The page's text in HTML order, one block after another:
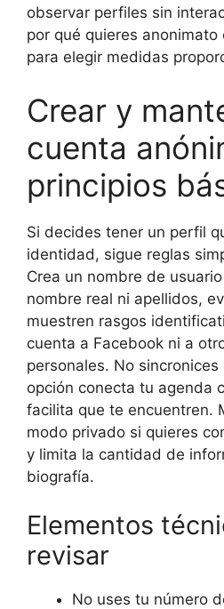
observar perfiles sin
por qué quieres anonimato
para elegir medidas
Crear y
cuenta
principios
Si decides tener un perfil
identidad, sigue reglas
Crea un nombre de
nombre real ni apellidos,
muestren rasgos
cuenta a Facebook ni a
personales. No
opción conecta tu agenda
facilita que te encuentren.
modo privado si quieres
y limita la cantidad de
biografía.
Elementos
revisar
No uses tu número